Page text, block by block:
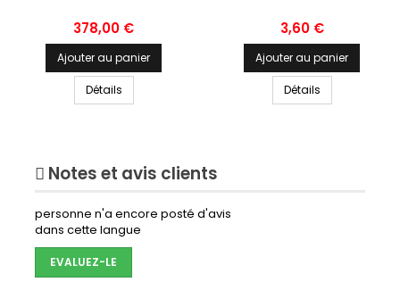
Prix
378,00 €
Ajouter au panier
Détails
Prix
3,60 €
Ajouter au panier
Détails
Notes et avis clients
personne n'a encore posté d'avis
dans cette langue
EVALUEZ-LE